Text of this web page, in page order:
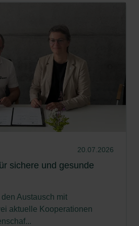
20.07.2026
sichere und gesunde
Austausch mit
aktuelle Kooperationen